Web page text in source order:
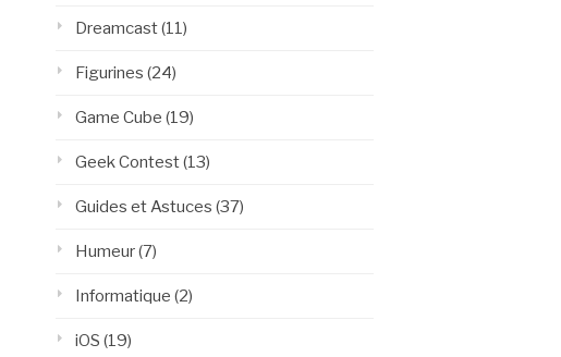
Dreamcast(11)
Figurines (24)
Game Cube (19)
Geek Contest(13)
Guides et Astuces (37)
Humeur(7)
Informatique (2)
iOS (19)